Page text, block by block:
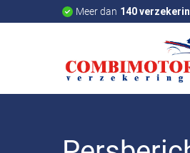
Meer dan 140